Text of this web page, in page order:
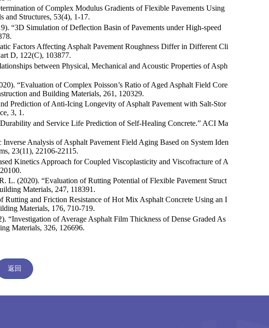
of Complex Modulus Gradients of Flexible Pavements Using
and Structures, 53(4), 1-17.
“3D Simulation of Deflection Basin of Pavements under High-speed
Factors Affecting Asphalt Pavement Roughness Differ in Different Cli
D, 122(C), 103877.
between Physical, Mechanical and Acoustic Properties of Asph
“Evaluation of Complex Poisson’s Ratio of Aged Asphalt Field Core
and Building Materials, 261, 120329.
Prediction of Anti-Icing Longevity of Asphalt Pavement with Salt-Stor
3, 1.
and Service Life Prediction of Self-Healing Concrete.” ACI Ma
Analysis of Asphalt Pavement Field Aging Based on System Iden
23(11), 22106-22115.
Kinetics Approach for Coupled Viscoplasticity and Viscofracture of A
L. (2020). “Evaluation of Rutting Potential of Flexible Pavement Struct
Materials, 247, 118391.
Rutting and Friction Resistance of Hot Mix Asphalt Concrete Using an I
Materials, 176, 710-719.
“Investigation of Average Asphalt Film Thickness of Dense Graded As
Materials, 326, 126696.
返回